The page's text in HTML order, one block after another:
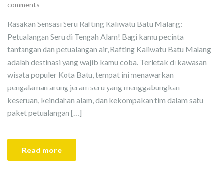
comments
Rasakan Sensasi Seru Rafting Kaliwatu Batu Malang:
Petualangan Seru di Tengah Alam! Bagi kamu pecinta
tantangan dan petualangan air, Rafting Kaliwatu Batu Malang
adalah destinasi yang wajib kamu coba. Terletak di kawasan
wisata populer Kota Batu, tempat ini menawarkan
pengalaman arung jeram seru yang menggabungkan
keseruan, keindahan alam, dan kekompakan tim dalam satu
paket petualangan […]
Read more